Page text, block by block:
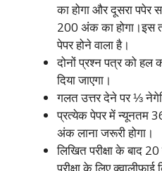
का होगा और दूसरा पपेर
200 अंक का होगा।इस
पेपर होने वाला है।
दोनों प्रश्न पत्र को
दिया जाएगा।
गलत उत्तर देने पर ⅓
प्रत्येक पेपर में न्यूनतम
अंक लाना जरूरी होगा।
लिखित परीक्षा के बाद